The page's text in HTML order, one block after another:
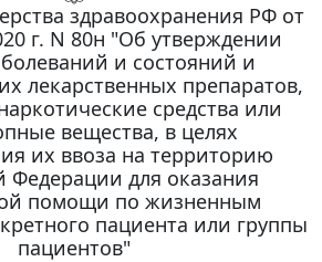
здравоохранения РФ от
г. N 80н "Об утверждении
и состояний и
лекарственных препаратов,
средства или
вещества, в целях
их ввоза на территорию
Федерации для оказания
помощи по жизненным
пациента или группы
пациентов"